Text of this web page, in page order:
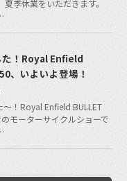
夏季休業をいただきます。
た！Royal Enfield
、いよいよ登場！
〜！Royal Enfield BULLET
モーターサイクルショーで